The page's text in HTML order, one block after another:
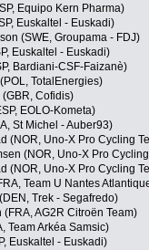
Equipo Kern Pharma)
Euskaltel - Euskadi)
(SWE, Groupama - FDJ)
Euskaltel - Euskadi)
Bardiani-CSF-Faizanè)
TotalEnergies)
Cofidis)
EOLO-Kometa)
St Michel - Auber93)
(NOR, Uno-X Pro Cycling
(NOR, Uno-X Pro
(NOR, Uno-X Pro Cycling
Team U Nantes
Trek - Segafredo)
AG2R Citroën Team)
Team Arkéa Samsic)
Euskaltel - Euskadi)